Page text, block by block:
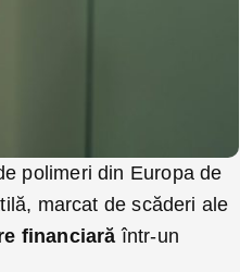
polimeri din Europa de
marcat de scăderi ale
financiarăîntr-un